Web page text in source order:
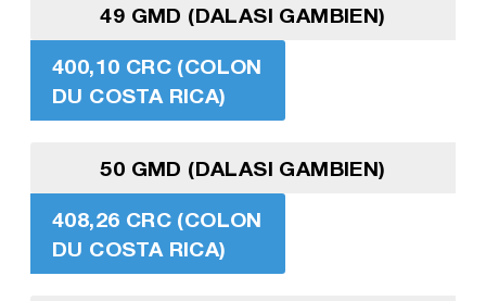
49 GMD (DALASI GAMBIEN)
400,10 CRC (COLON
DU COSTA RICA)
50 GMD (DALASI GAMBIEN)
408,26 CRC (COLON
DU COSTA RICA)